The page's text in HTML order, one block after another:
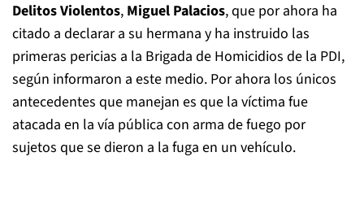
Delitos Violentos, Miguel Palacios, que por ahora ha
citado a declarar a su hermana y ha instruido las
primeras pericias a la Brigada de Homicidios de la PDI,
según informaron a este medio. Por ahora los únicos
antecedentes que manejan es que la víctima fue
atacada en la vía pública con arma de fuego por
sujetos que se dieron a la fuga en un vehículo.